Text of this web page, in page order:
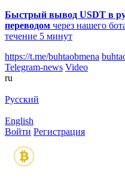
Быстрый вывод USDT в
переводом через нашего
течение 5 минут
https://t.me/buhtaobmena
Telegram-news Video
ru
Русский
English
Войти Регистрация